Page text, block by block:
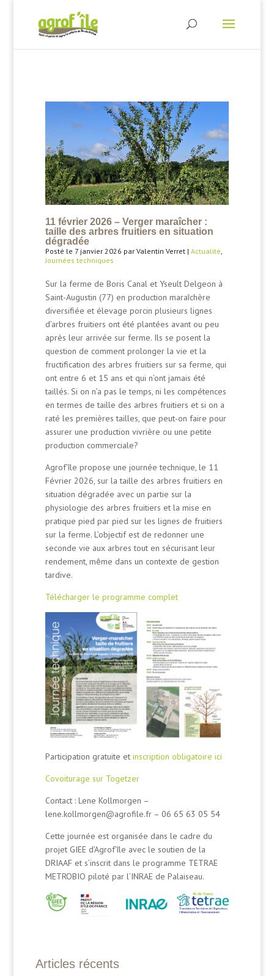
11 février 2026 – Verger maraîcher :
taille des arbres fruitiers en situation
dégradée
Posté le 7 janvier 2026 par Valentin Verret |Actualité
Journées techniques
Sur la ferme de Boris Canal et Yseult Delgeon à
Saint-Augustin (77) en production maraîchère
diversifiée et élevage porcin plusieurs lignes
d’arbres fruitiers ont été plantées avant ou peu
après leur arrivée sur ferme. Ils se posent la
question de comment prolonger la vie et la
fructification des arbres fruitiers sur sa ferme, qui
ont entre 6 et 15 ans et qui n’ont jamais été
taillés. Si on n’a pas le temps, ni les compétences
en termes de taille des arbres fruitiers et si on a
raté les premières tailles, que peut-on faire pour
assurer une production vivrière ou une petite
production commerciale?
Agrof’île propose une journée technique, le 11
Février 2026, sur la taille des arbres fruitiers en
situation dégradée avec un partie sur la
physiologie des arbres fruitiers et la mise en
pratique pied par pied sur les lignes de fruitiers
sur la ferme. L’objectif est de redonner une
seconde vie aux arbres tout en sécurisant leur
rendement, même dans un contexte de gestion
tardive.
Télécharger le programme complet
Participation gratuite et inscription obligatoire ici
Covoiturage sur Togetzer
Contact : Lene Kollmorgen –
lene.kollmorgen@agrofile.fr – 06 65 63 05 54
Cette journée est organisée dans le cadre du
projet GIEE d’Agrof’île avec le soutien de la
DRIAAF et s’inscrit dans le programme TETRAE
METROBIO piloté par l’INRAE de Palaiseau.
Articles récents